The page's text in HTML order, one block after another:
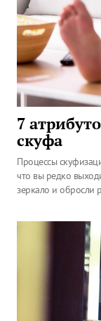
7
скуфа
Процессы
что вы редко
зеркало и обросли